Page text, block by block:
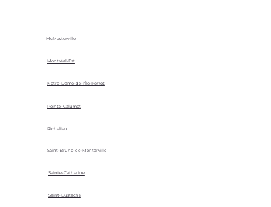
McMasterville
Montréal-Est
Notre-Dame-de-l'Île-Perrot
Pointe-Calumet
Richelieu
Saint-Bruno-de-Montarville
Sainte-Catherine
Saint-Eustache